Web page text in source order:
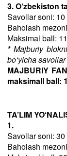
3. O‘zbekiston
Savollar soni: 10
Baholash
Maksimal ball:
* Majburiy
bo‘yicha
MAJBURIY
maksimall ball:
TA’LIM
1.
Savollar soni: 30
Baholash